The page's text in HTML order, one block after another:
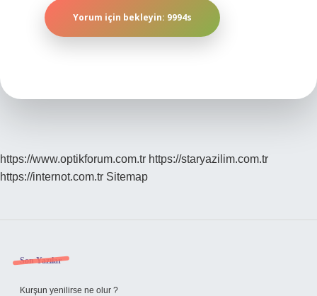
https://www.optikforum.com.tr https://staryazilim.com.tr
https://internot.com.tr Sitemap
Sidebar
Son Yazılar
Kurşun yenilirse ne olur ?